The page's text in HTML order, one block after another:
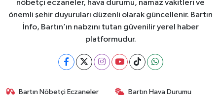
nöbetçi eczaneler, hava durumu, namaz vakitleri ve
önemli şehir duyuruları düzenli olarak güncellenir. Bartın
İnfo, Bartın’ın nabzını tutan güvenilir yerel haber
platformudur.
Bartın Nöbetçi Eczaneler Bartın Hava Durumu